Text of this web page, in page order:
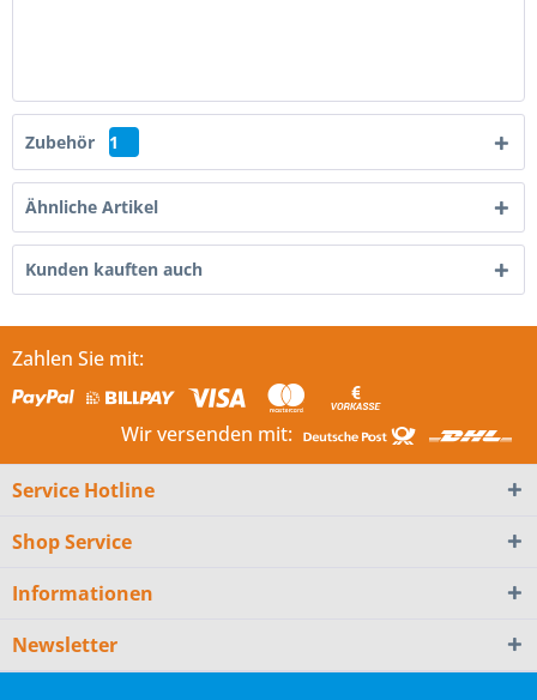
Zubehör 1
Ähnliche Artikel
Kunden kauften auch
Zahlen Sie mit:
Wir versenden mit:
Service Hotline
Shop Service
Informationen
Newsletter